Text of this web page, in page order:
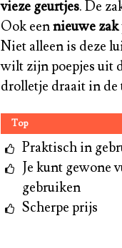
vieze geurtjes. De
Ook eennieuwe zak
Niet alleen is deze
wilt zijn poepjes uit
drolletje draait in de
Top
Praktisch in
Je kunt gewone
gebruiken
Scherpe prijs